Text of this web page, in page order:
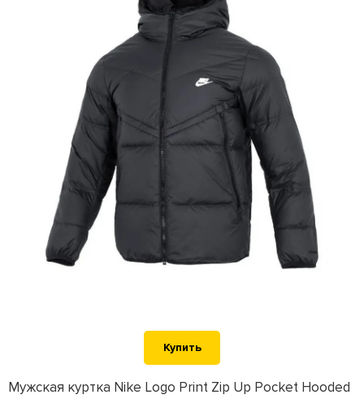
Купить
Мужская куртка Nike Logo Print Zip Up Pocket Hooded